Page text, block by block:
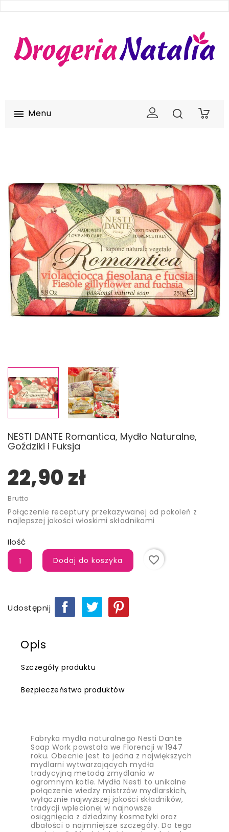
 Menu 0
NESTI DANTE Romantica, Mydło Naturalne,
Goździki i Fuksja
22,90 zł
Brutto
Połączenie receptury przekazywanej od pokoleń z
najlepszej jakości włoskimi składnikami
Ilość
Dodaj do koszyka favorite_border
Udostępnij
Opis
Szczegóły produktu
Bezpieczeństwo produktów
Fabryka mydła naturalnego Nesti Dante
Soap Work powstała we Florencji w 1947
roku. Obecnie jest to jedna z największych
mydlarni wytwarzających mydła
tradycyjną metodą zmydlania w
ogromnym kotle. Mydła Nesti to unikalne
połączenie wiedzy mistrzów mydlarskich,
wyłącznie najwyższej jakości składników,
tradycji wplecionej w najnowsze
osiągnięcia z dziedziny kosmetyki oraz
dbałości o najmniejsze szczegóły. Do tego